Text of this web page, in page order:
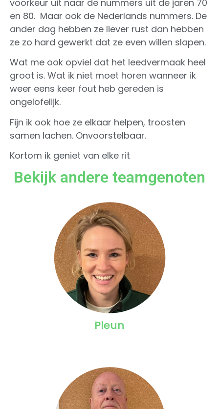
voorkeur uit naar de nummers uit de jaren 70
en 80. Maar ook de Nederlands nummers. De
ander dag hebben ze liever rust dan hebben
ze zo hard gewerkt dat ze even willen slapen.
Wat me ook opviel dat het leedvermaak heel
groot is. Wat ik niet moet horen wanneer ik
weer eens keer fout heb gereden is
ongelofelijk.
Fijn ik ook hoe ze elkaar helpen, troosten
samen lachen. Onvoorstelbaar.
Kortom ik geniet van elke rit
Bekijk andere teamgenoten
Pleun